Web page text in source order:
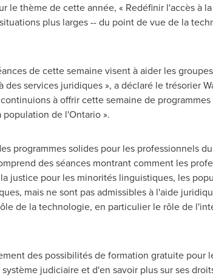
le thème de cette année, « Redéfinir l'accès à
plus larges -- du point de vue de la
de cette semaine visent à aider les
services juridiques », a déclaré le trésorier
à offrir cette semaine de
de l'Ontario ».
programmes solides pour les professionnels
des séances montrant comment les
justice pour les minorités linguistiques, les
mais ne sont pas admissibles à l'aide
de la technologie, en particulier le rôle de
des possibilités de formation gratuite pour
judiciaire et d'en savoir plus sur ses